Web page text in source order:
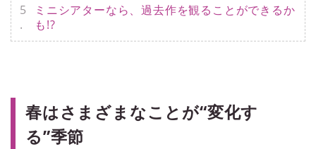
ミニシアターなら、過去作を観ることができるか
も!?
春はさまざまなことが“変化す
る”季節